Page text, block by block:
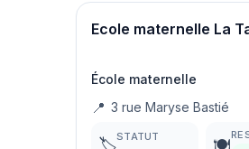
Ecole maternelle La
École maternelle
📍 3 rue Maryse Bastié
🏷️STATUT 🍽️